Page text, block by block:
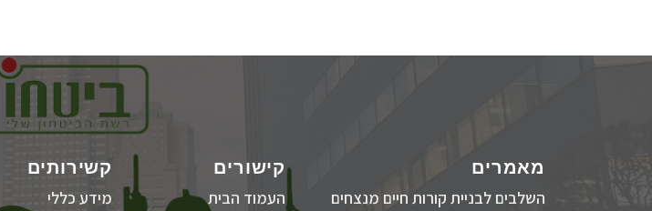
מאמרים
השלבים לבניית קורות חיים מנצחים
קישורים
העמוד הבית
קשירותים
מידע כללי